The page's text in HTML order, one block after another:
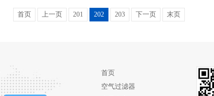
首页 上一页 201 202 203 下一页 末页
首页
空气过滤器